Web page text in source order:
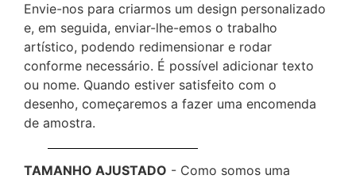
Envie-nos para criarmos um design personalizado
e, em seguida, enviar-lhe-emos o trabalho
artístico, podendo redimensionar e rodar
conforme necessário. É possível adicionar texto
ou nome. Quando estiver satisfeito com o
desenho, começaremos a fazer uma encomenda
de amostra.
TAMANHO AJUSTADO - Como somos uma